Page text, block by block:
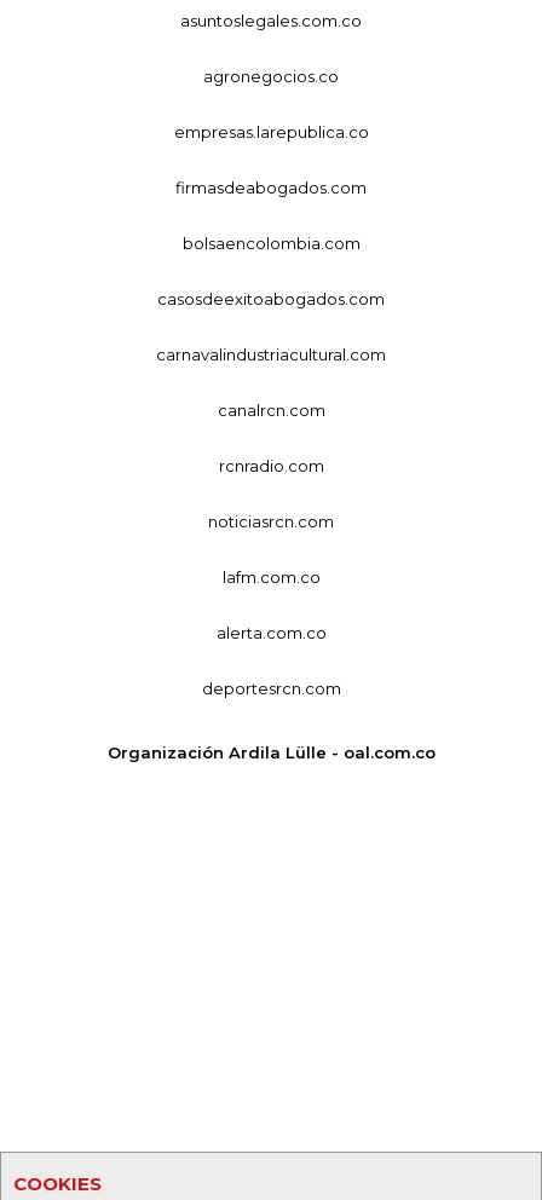
COOKIES
asuntoslegales.com.co
agronegocios.co
empresas.larepublica.co
firmasdeabogados.com
bolsaencolombia.com
casosdeexitoabogados.com
carnavalindustriacultural.com
canalrcn.com
rcnradio.com
noticiasrcn.com
lafm.com.co
alerta.com.co
deportesrcn.com
Organización Ardila Lülle - oal.com.co